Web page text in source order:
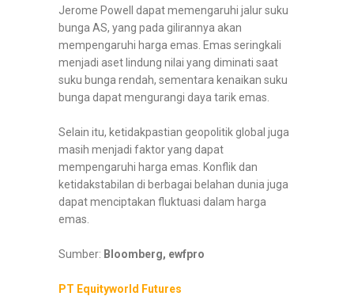
Jerome Powell dapat memengaruhi jalur suku
bunga AS, yang pada gilirannya akan
mempengaruhi harga emas. Emas seringkali
menjadi aset lindung nilai yang diminati saat
suku bunga rendah, sementara kenaikan suku
bunga dapat mengurangi daya tarik emas.
Selain itu, ketidakpastian geopolitik global juga
masih menjadi faktor yang dapat
mempengaruhi harga emas. Konflik dan
ketidakstabilan di berbagai belahan dunia juga
dapat menciptakan fluktuasi dalam harga
emas.
Sumber: Bloomberg, ewfpro
PT Equityworld Futures